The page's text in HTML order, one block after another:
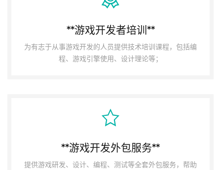
**游戏开发者培训**
为有志于从事游戏开发的人员提供技术培训课程，包括编
程、游戏引擎使用、设计理论等；
**游戏开发外包服务**
提供游戏研发、设计、编程、测试等全套外包服务，帮助